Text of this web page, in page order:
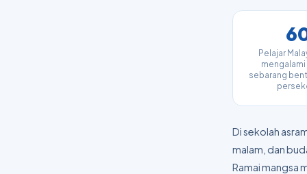
Pelajar
sebarang
Di sekolah
malam, dan
Ramai mangsa